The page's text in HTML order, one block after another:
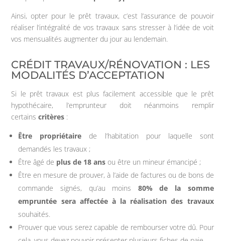
Ainsi, opter pour le prêt travaux, c’est l’assurance de pouvoir
réaliser l’intégralité de vos travaux sans stresser à l’idée de voit
vos mensualités augmenter du jour au lendemain.
CRÉDIT TRAVAUX/RÉNOVATION : LES
MODALITÉS D’ACCEPTATION
Si le prêt travaux est plus facilement accessible que le prêt
hypothécaire, l’emprunteur doit néanmoins remplir
certainscritères :
Être propriétaire de l’habitation pour laquelle sont
demandés les travaux ;
Être âgé de plus de 18 ans ou être un mineur émancipé ;
Être en mesure de prouver, à l’aide de factures ou de bons de
commande signés, qu’au moins 80% de la somme
empruntée sera affectée à la réalisation des travaux
souhaités.
Prouver que vous serez capable de rembourser votre dû. Pour